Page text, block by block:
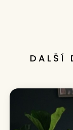
DALŠÍ